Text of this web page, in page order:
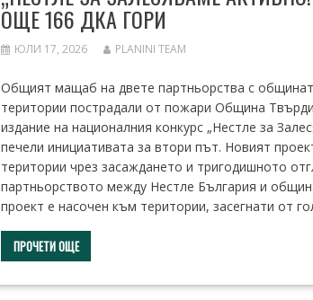
ОЩЕ 166 ДКА ГОРИ
ЮЛИ 17, 2026 PLANINI TEAM
Общият мащаб на двете партньорства с
територии пострадали от пожари Община
издание на националния конкурс „Нестле за
печели инициативата за втори път. Новият
територии чрез засаждането и тригодишното
партньорството между Нестле България и
проект е насочен към територии, засегнати от
ПРОЧЕТИ ОЩЕ